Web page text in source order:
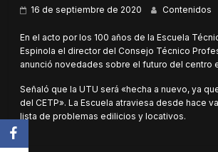
16 de septiembre de 2020 Contenidos
En el acto por los 100 años de la Escuela
Espinola el director del Consejo Técnico
anunció novedades sobre el futuro del centro
Señaló que la UTU será «hecha a nuevo, ya
del CETP». La Escuela atraviesa desde hace
lista de problemas edilicios y locativos.